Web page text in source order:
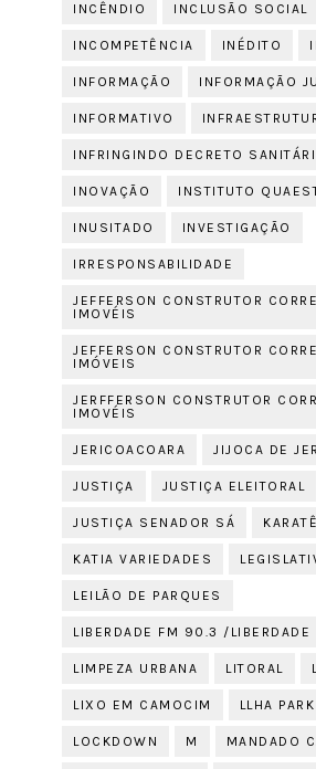
INCÊNDIO INCLUSÃO SOCIAL
INCOMPETÊNCIA INÉDITO
INFORMAÇÃO INFORMAÇÃO
INFORMATIVO
INFRINGINDO DECRETO
INOVAÇÃO INSTITUTO
INUSITADO INVESTIGAÇÃO
IRRESPONSABILIDADE
JEFFERSON CONSTRUTOR
IMOVÉIS
JEFFERSON CONSTRUTOR
IMÓVEIS
JERFFERSON CONSTRUTOR
IMOVÉIS
JERICOACOARA JIJOCA DE
JUSTIÇA JUSTIÇA ELEITORAL
JUSTIÇA SENADOR SÁ KARATÊ
KATIA VARIEDADES
LEILÃO DE PARQUES
LIBERDADE FM 90.3 /LIBERDADE
LIMPEZA URBANA LITORAL
LIXO EM CAMOCIM LLHA
LOCKDOWN M MANDADO